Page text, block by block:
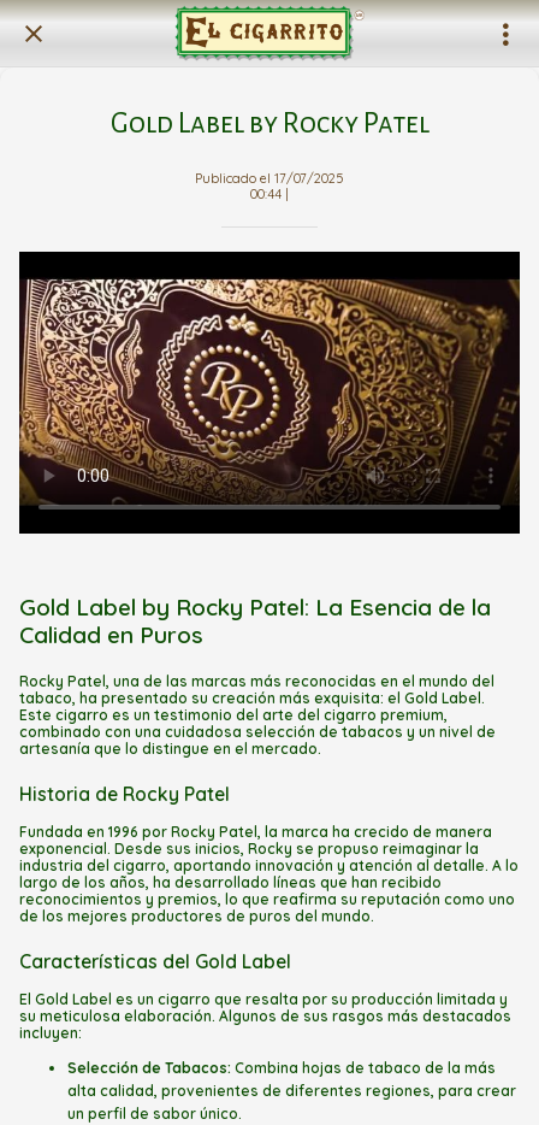
Gold Label by Rocky Patel
Publicado el 17/07/2025
00:44 |
Gold Label by Rocky Patel: La Esencia de la
Calidad en Puros
Rocky Patel, una de las marcas más reconocidas en el mundo del
tabaco, ha presentado su creación más exquisita: el Gold Label.
Este cigarro es un testimonio del arte del cigarro premium,
combinado con una cuidadosa selección de tabacos y un nivel de
artesanía que lo distingue en el mercado.
Historia de Rocky Patel
Fundada en 1996 por Rocky Patel, la marca ha crecido de manera
exponencial. Desde sus inicios, Rocky se propuso reimaginar la
industria del cigarro, aportando innovación y atención al detalle. A lo
largo de los años, ha desarrollado líneas que han recibido
reconocimientos y premios, lo que reafirma su reputación como uno
de los mejores productores de puros del mundo.
Características del Gold Label
El Gold Label es un cigarro que resalta por su producción limitada y
su meticulosa elaboración. Algunos de sus rasgos más destacados
incluyen:
Selección de Tabacos: Combina hojas de tabaco de la más
alta calidad, provenientes de diferentes regiones, para crear
un perfil de sabor único.